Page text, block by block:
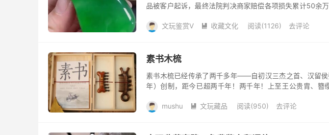
品被客户起诉，最终法院判决商家赔偿各项损失累计50余
文玩鉴赏V  收藏文化 阅读(1126) 去评论
素书木梳
素书木梳已经传承了两千多年——自初汉三杰之首、汉留
年）创制，距今已超两千年！两千年！上至王公贵胄、簪
mushu  文玩藏品 阅读(950) 去评论